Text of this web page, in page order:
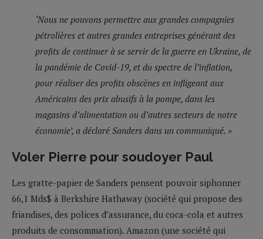
‘Nous ne pouvons permettre aux grandes compagnies
pétrolières et autres grandes entreprises générant des
profits de continuer à se servir de la guerre en Ukraine, de
la pandémie de Covid-19, et du spectre de l’inflation,
pour réaliser des profits obscènes en infligeant aux
Américains des prix abusifs à la pompe, dans les
magasins d’alimentation ou d’autres secteurs de notre
économie’, a déclaré Sanders dans un communiqué. »
Voler Pierre pour soudoyer Paul
Les gratte-papier de Sanders pensent pouvoir siphonner
66,1 Mds$ à Berkshire Hathaway (société qui propose des
friandises, des polices d’assurance, du coca-cola et autres
produits de consommation). Amazon (une société qui